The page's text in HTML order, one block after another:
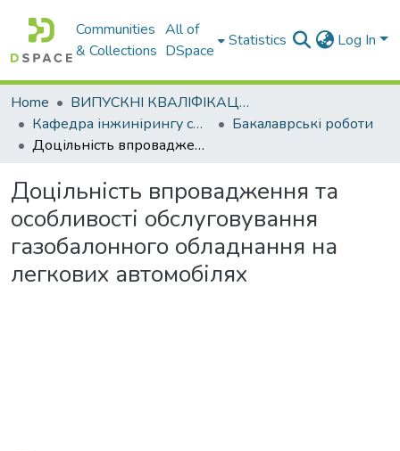
Communities
& Collections
All of
DSpace
Statistics Log In
Home
ВИПУСКНІ КВАЛІФІКАЦІЙНІ РОБОТИ
Кафедра інжинірингу систем автомобільного транспорту
Бакалаврські роботи
Доцільність впровадження та особливості обслуговування газобалонного обладнання на легкових автомобілях
Доцільність впровадження та
особливості обслуговування
газобалонного обладнання на
легкових автомобілях